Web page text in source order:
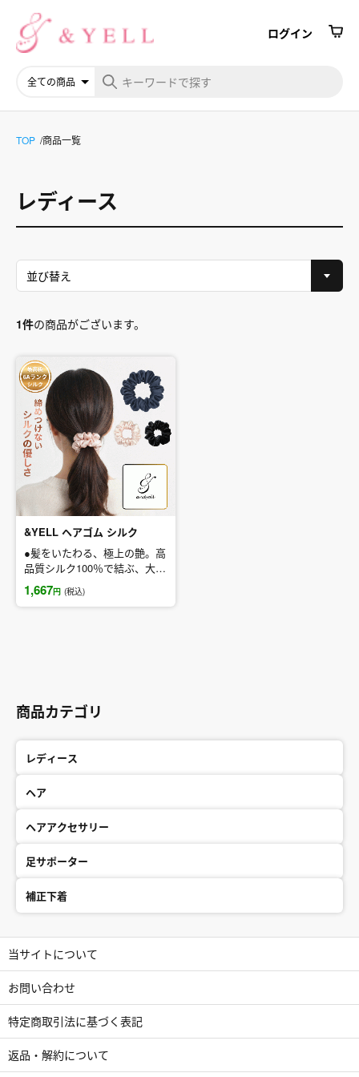
ログイン
TOP 商品一覧
レディース
1件の商品がございます。
&YELL ヘアゴム シルク
●髪をいたわる、極上の艶。高
品質シルク100％で結ぶ、大人
の可愛いを演出
摩擦を最小限に抑え、髪への
ダメージを守ります。
事中やリラックスタイム、就
寝時のヘアケアとしても最適
シルク100％を採用していま
ミノ酸成分を含んでいるた
め、
れ、静電気を抑える役目があ
ります。髪の乾燥やパサつき
しっとりとしたまとまりを保
ちます。
[縫製について]
中のゴムを上質なシルク生地
で包み込む贅沢な仕様です。
生地の端まで丁寧に処理され
ており、
シルクの光沢がどの角度から
1,667円 (税込)
商品カテゴリ
レディース
ヘア
ヘアアクセサリー
足サポーター
補正下着
当サイトについて
お問い合わせ
特定商取引法に基づく表記
返品・解約について